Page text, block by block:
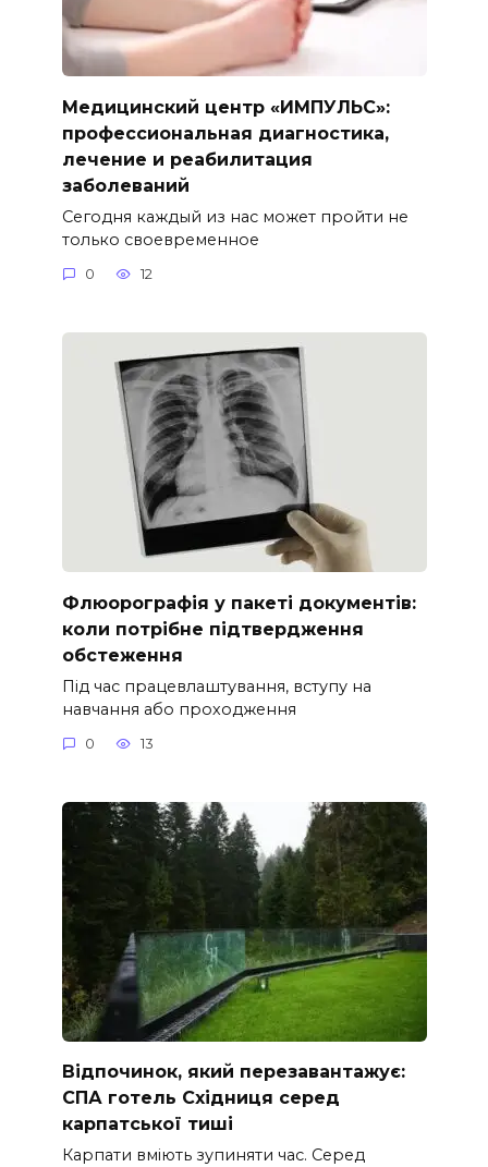
Медицинский центр «ИМПУЛЬС»:
профессиональная диагностика,
лечение и реабилитация
заболеваний
Сегодня каждый из нас может пройти не
только своевременное
0 12
Флюорографія у пакеті документів:
коли потрібне підтвердження
обстеження
Під час працевлаштування, вступу на
навчання або проходження
0 13
Відпочинок, який перезавантажує:
СПА готель Східниця серед
карпатської тиші
Карпати вміють зупиняти час. Серед